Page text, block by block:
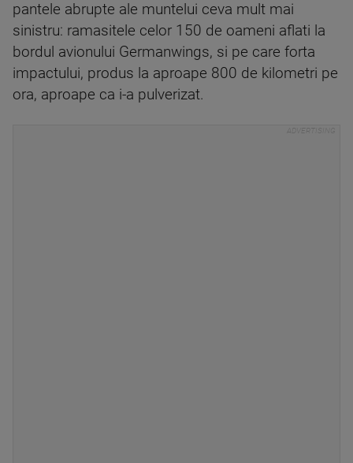
pantele abrupte ale muntelui ceva mult mai
sinistru: ramasitele celor 150 de oameni aflati la
bordul avionului Germanwings, si pe care forta
impactului, produs la aproape 800 de kilometri pe
ora, aproape ca i-a pulverizat.